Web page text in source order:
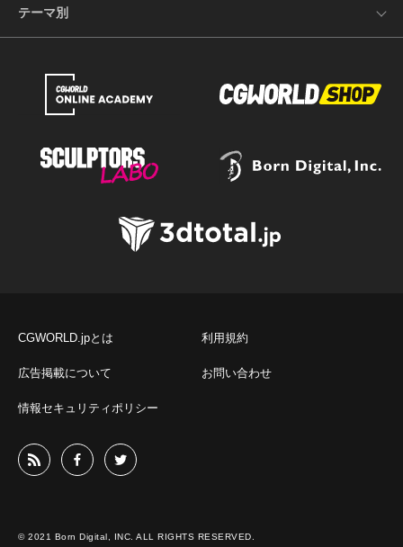
テーマ別
CGWORLD.jpとは 利用規約
広告掲載について お問い合わせ
情報セキュリティポリシー
© 2021 Born Digital, INC. ALL RIGHTS RESERVED.